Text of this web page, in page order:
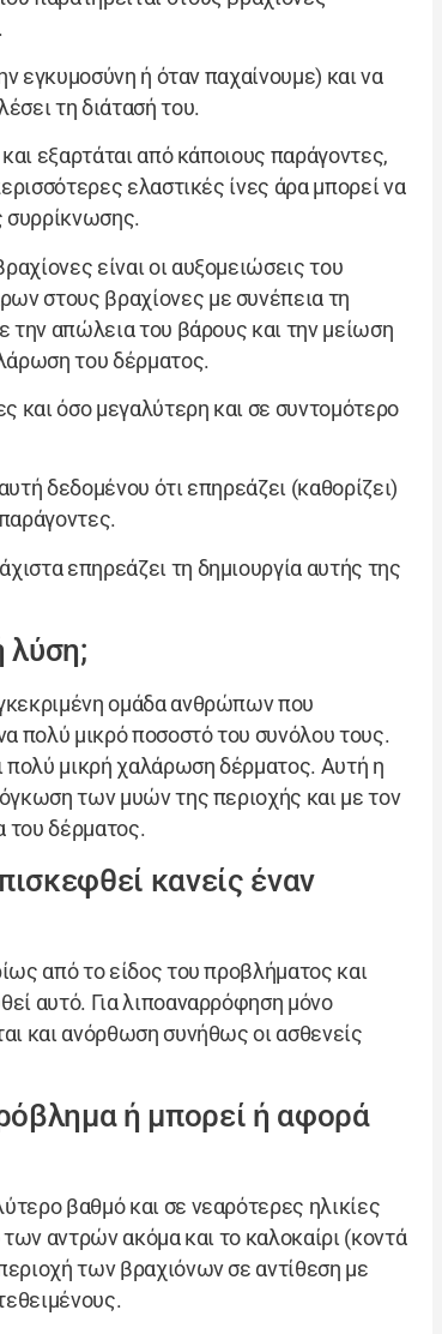
εγκυμοσύνη ή όταν παχαίνουμε) και να
τη διάτασή του.
εξαρτάται από κάποιους παράγοντες,
ελαστικές ίνες άρα μπορεί να
συρρίκνωσης.
είναι οι αυξομειώσεις του
στους βραχίονες με συνέπεια τη
την απώλεια του βάρους και την μείωση
του δέρματος.
και όσο μεγαλύτερη και σε συντομότερο
δεδομένου ότι επηρεάζει (καθορίζει)
επηρεάζει τη δημιουργία αυτής της
λύση;
ομάδα ανθρώπων που
πολύ μικρό ποσοστό του συνόλου τους.
μικρή χαλάρωση δέρματος. Αυτή η
των μυών της περιοχής και με τον
του δέρματος.
κανείς έναν
από το είδος του προβλήματος και
αυτό. Για λιποαναρρόφηση μόνο
και ανόρθωση συνήθως οι ασθενείς
ή μπορεί ή αφορά
βαθμό και σε νεαρότερες ηλικίες
αντρών ακόμα και το καλοκαίρι (κοντά
των βραχιόνων σε αντίθεση με